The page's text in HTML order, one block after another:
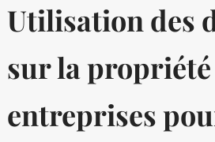
Utilisation des
sur la propriété
entreprises